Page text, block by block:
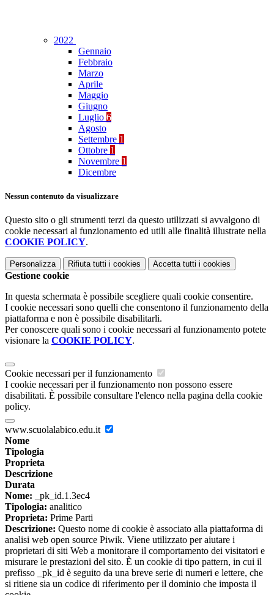
2022
Gennaio
Febbraio
Marzo
Aprile
Maggio
Giugno
Luglio 6
Agosto
Settembre 1
Ottobre 1
Novembre 1
Dicembre
Nessun contenuto da visualizzare
Questo sito o gli strumenti terzi da questo utilizzati si avvalgono di
cookie necessari al funzionamento ed utili alle finalità illustrate nella
COOKIE POLICY.
Personalizza Rifiuta tutti i cookies Accetta tutti i cookies
Gestione cookie
In questa schermata è possibile scegliere quali cookie consentire.
I cookie necessari sono quelli che consentono il funzionamento della
piattaforma e non è possibile disabilitarli.
Per conoscere quali sono i cookie necessari al funzionamento potete
visionare la COOKIE POLICY.
Cookie necessari per il funzionamento
I cookie necessari per il funzionamento non possono essere
disabilitati. È possibile consultare l'elenco nella pagina della cookie
policy.
www.scuolalabico.edu.it
Nome
Tipologia
Proprieta
Descrizione
Durata
Nome: _pk_id.1.3ec4
Tipologia: analitico
Proprieta: Prime Parti
Descrizione: Questo nome di cookie è associato alla piattaforma di
analisi web open source Piwik. Viene utilizzato per aiutare i
proprietari di siti Web a monitorare il comportamento dei visitatori e
misurare le prestazioni del sito. È un cookie di tipo pattern, in cui il
prefisso _pk_id è seguito da una breve serie di numeri e lettere, che
si ritiene sia un codice di riferimento per il dominio che imposta il